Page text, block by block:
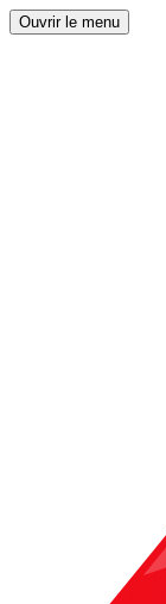
Ouvrir le menu